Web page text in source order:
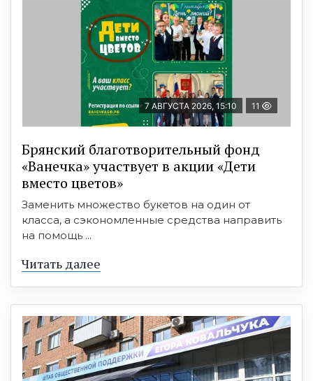
7 АВГУСТА 2026, 15:10 11
Брянский благотворительный фонд
«Ванечка» участвует в акции «Дети
вместо цветов»
Заменить множество букетов на один от
класса, а сэкономленные средства направить
на помощь ...
Читать далее